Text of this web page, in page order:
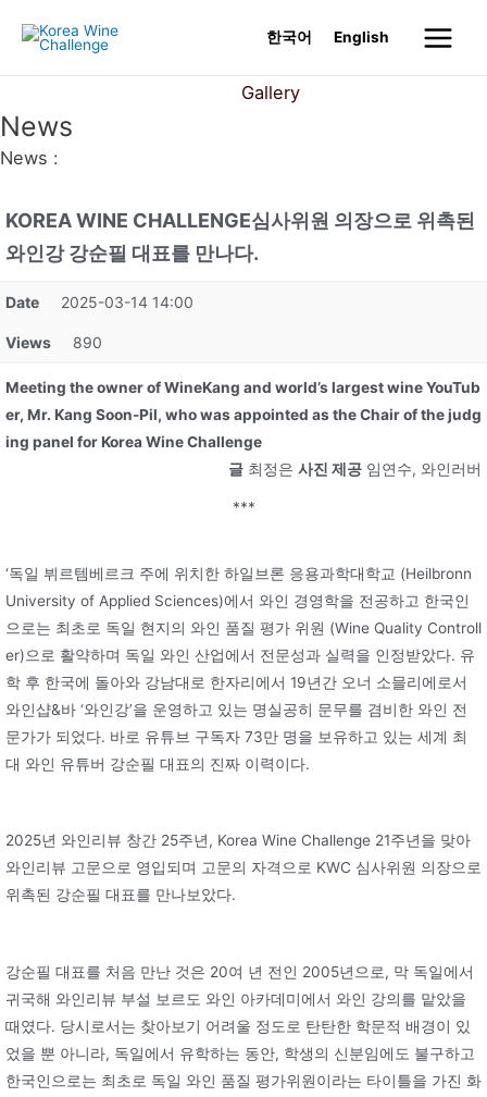
한국어 English
Main
Gallery
News
News :
KOREA WINE CHALLENGE심사위원 의장으로 위촉된
와인강 강순필 대표를 만나다.
Date 2025-03-14 14:00
Views 890
Meeting the owner of WineKang and world’s largest wine YouTub
er, Mr. Kang Soon-Pil, who was appointed as the Chair of the judg
ing panel for Korea Wine Challenge
글 최정은 사진 제공 임연수, 와인러버
***
‘독일 뷔르템베르크 주에 위치한 하일브론 응용과학대학교 (Heilbronn
University of Applied Sciences)에서 와인 경영학을 전공하고 한국인
으로는 최초로 독일 현지의 와인 품질 평가 위원 (Wine Quality Controll
er)으로 활약하며 독일 와인 산업에서 전문성과 실력을 인정받았다. 유
학 후 한국에 돌아와 강남대로 한자리에서 19년간 오너 소믈리에로서
와인샵&바 ‘와인강’을 운영하고 있는 명실공히 문무를 겸비한 와인 전
문가가 되었다. 바로 유튜브 구독자 73만 명을 보유하고 있는 세계 최
대 와인 유튜버 강순필 대표의 진짜 이력이다.
2025년 와인리뷰 창간 25주년, Korea Wine Challenge 21주년을 맞아
와인리뷰 고문으로 영입되며 고문의 자격으로 KWC 심사위원 의장으로
위촉된 강순필 대표를 만나보았다.
강순필 대표를 처음 만난 것은 20여 년 전인 2005년으로, 막 독일에서
귀국해 와인리뷰 부설 보르도 와인 아카데미에서 와인 강의를 맡았을
때였다. 당시로서는 찾아보기 어려울 정도로 탄탄한 학문적 배경이 있
었을 뿐 아니라, 독일에서 유학하는 동안, 학생의 신분임에도 불구하고
한국인으로는 최초로 독일 와인 품질 평가위원이라는 타이틀을 가진 화